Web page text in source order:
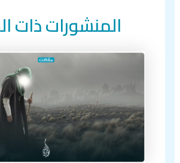
المنشورات ذات